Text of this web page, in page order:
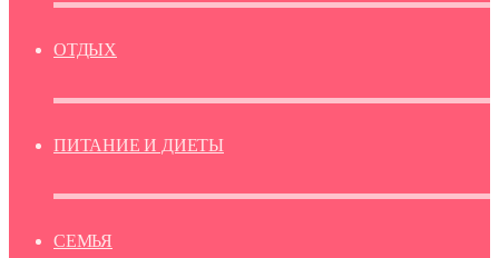
ОТДЫХ
ПИТАНИЕ И ДИЕТЫ
СЕМЬЯ